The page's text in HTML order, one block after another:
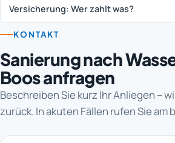
Versicherung: Wer zahlt was?
KONTAKT
Sanierung nach
Boos anfragen
Beschreiben Sie kurz Ihr Anliegen –
zurück. In akuten Fällen rufen Sie am